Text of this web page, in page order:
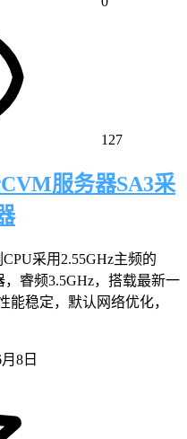
127
服务器SA3采
采用2.55GHz主频的
睿频3.5GHz，搭载最新一
能稳定，默认网络优化，
8日